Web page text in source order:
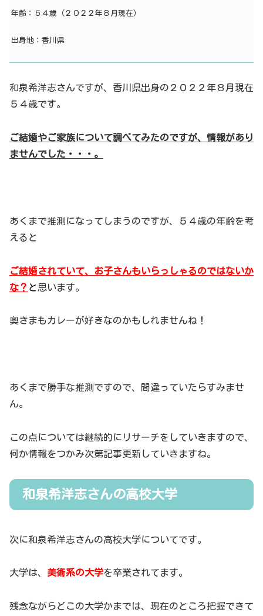
年齢：５４歳（２０２２年８月現在）
出身地：香川県
和泉希洋志さんですが、香川県出身の２０２２年８月現在
５４歳です。
ご結婚やご家族について調べてみたのですが、情報があり
ませんでした・・・。
あくまで推測になってしまうのですが、５４歳の年齢を考
えると
ご結婚されていて、お子さんもいらっしゃるのではないか
な？ と思います。
奥さまもカレーが好きなのかもしれませんね！
あくまで勝手な推測ですので、間違っていたらすみませ
ん。
この点については継続的にリサーチをしていきますので、
何か情報をつかみ次第記事更新していきますね。
和泉希洋志さんの高校大学
次に和泉希洋志さんの高校大学についてです。
大学は、 美術系の大学を卒業されてます。
残念ながらどこの大学かまでは、現在のところ把握できて